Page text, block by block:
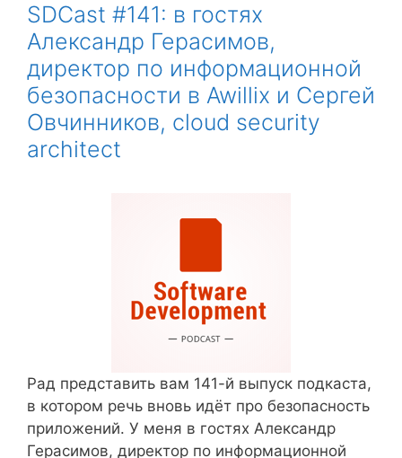
SDCast #141: в гостях
Александр Герасимов,
директор по информационной
безопасности в Awillix и Сергей
Овчинников, cloud security
architect
Рад представить вам 141-й выпуск подкаста,
в котором речь вновь идёт про безопасность
приложений. У меня в гостях Александр
Герасимов, директор по информационной